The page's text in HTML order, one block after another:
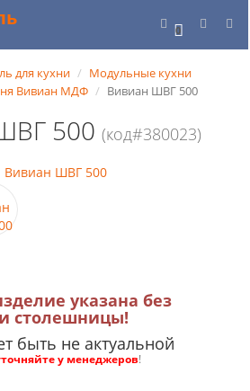
0
для кухни
Модульные кухни
Вивиан МДФ
Вивиан ШВГ 500
500 (код#380023)
указана без
столешницы!
быть не актуальной
у менеджеров!